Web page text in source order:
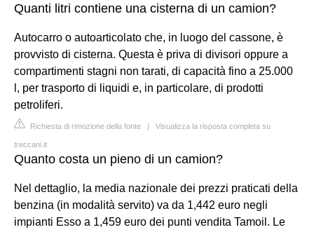
Quanti litri contiene una cisterna di un camion?
Autocarro o autoarticolato che, in luogo del cassone, è
provvisto di cisterna. Questa è priva di divisori oppure a
compartimenti stagni non tarati, di capacità fino a 25.000
l, per trasporto di liquidi e, in particolare, di prodotti
petroliferi.
Richiesta di rimozione della fonte | Visualizza la risposta completa su
treccani.it
Quanto costa un pieno di un camion?
Nel dettaglio, la media nazionale dei prezzi praticati della
benzina (in modalità servito) va da 1,442 euro negli
impianti Esso a 1,459 euro dei punti vendita Tamoil. Le